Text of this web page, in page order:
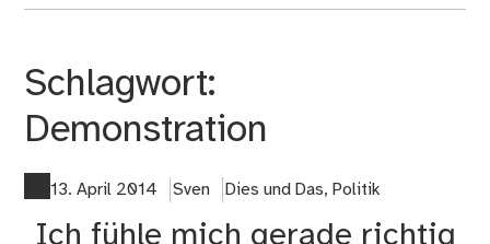
Schlagwort:
Demonstration
13. April 2014 Sven Dies und Das, Politik
Ich fühle mich gerade richtig